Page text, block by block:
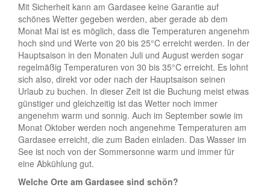
Mit Sicherheit kann am Gardasee keine Garantie auf
schönes Wetter gegeben werden, aber gerade ab dem
Monat Mai ist es möglich, dass die Temperaturen angenehm
hoch sind und Werte von 20 bis 25°C erreicht werden. In der
Hauptsaison in den Monaten Juli und August werden sogar
regelmäßig Temperaturen von 30 bis 35°C erreicht. Es lohnt
sich also, direkt vor oder nach der Hauptsaison seinen
Urlaub zu buchen. In dieser Zeit ist die Buchung meist etwas
günstiger und gleichzeitig ist das Wetter noch immer
angenehm warm und sonnig. Auch im September sowie im
Monat Oktober werden noch angenehme Temperaturen am
Gardasee erreicht, die zum Baden einladen. Das Wasser im
See ist noch von der Sommersonne warm und immer für
eine Abkühlung gut.
Welche Orte am Gardasee sind schön?